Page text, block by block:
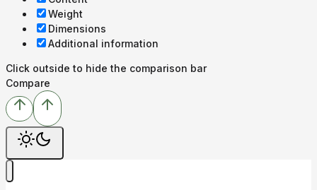
Weight
Dimensions
Additional information
Click outside to hide the comparison bar
Compare